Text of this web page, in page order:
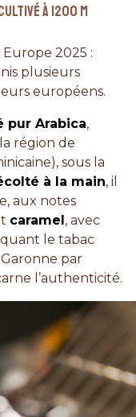
à 1200 m
2025 :
plusieurs
européens.
pur Arabica,
région de
sous la
à la main, il
aux notes
caramel , avec
le tabac
par
l’authenticité.